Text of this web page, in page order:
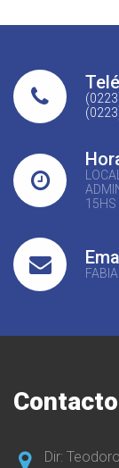
15HS
Contacto
Dir: